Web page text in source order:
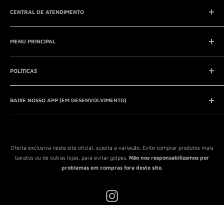
CENTRAL DE ATENDIMENTO
E-mail:
Telefone:41 8761-7286
MENU PRINCIPAL
Início
Catálogo
Entrar em contato
QUEM SOMOS?
POLÍTICAS
Aviso Legal
Política de Privacidade
Política de Reembolso
Termos de Serviço
BAIXE NOSSO APP (EM DESENVOLVIMENTO)
Oferta exclusiva neste site oficial, sujeita a variação. Evite comprar produtos mais
baratos ou de outras lojas, para evitar golpes. Não nos responsabilizamos por
problemas em compras fora deste site.